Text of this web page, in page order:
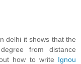
delhi it shows that the
from distance
how to write Ignou